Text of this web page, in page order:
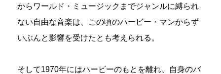
からワールド・ミュージックまでジャンルに縛られ
ない自由な音楽は、この頃のハービー・マンからず
いぶんと影響を受けたとも考えられる。
そして1970年にはハービーのもとを離れ、自身のバ